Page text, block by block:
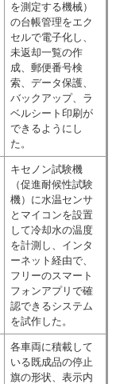
を測定する機械）
の台帳管理をエク
セルで電子化し、
未返却一覧の作
成、郵便番号検
索、データ保護、
バックアップ、ラ
ベルシート印刷が
できるようにし
た。
キセノン試験機
（促進耐候性試験
機）に水温センサ
とマイコンを設置
して冷却水の温度
を計測し、インタ
ーネット経由で、
フリーのスマート
フォンアプリで確
認できるシステム
を試作した。
各車両に積載して
いる既成品の停止
旗の形状、表示内